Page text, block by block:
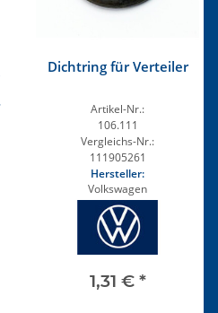
Dichtring für Verteiler
Artikel-Nr.:
106.111
Vergleichs-Nr.:
111905261
Hersteller:
Volkswagen
1,31 € *